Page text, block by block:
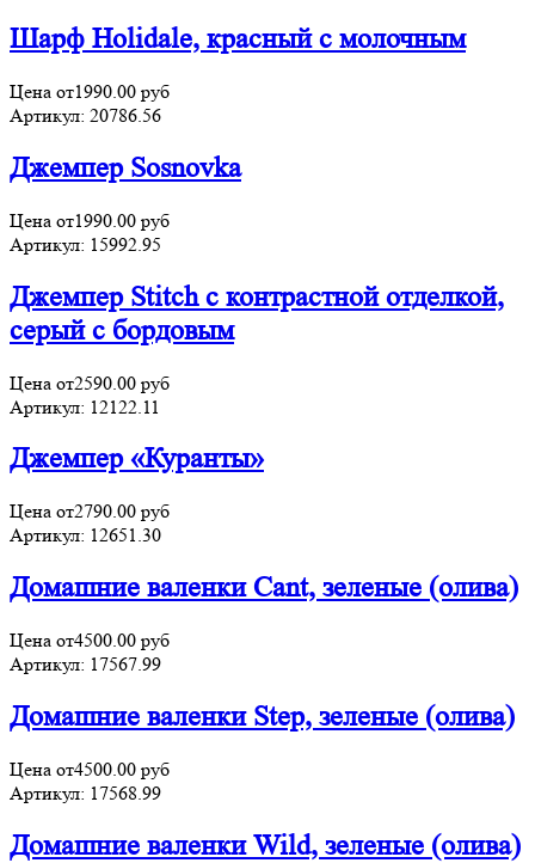
Шарф Holidale, красный с молочным
Цена от1990.00 руб
Артикул: 20786.56
Джемпер Sosnovka
Цена от1990.00 руб
Артикул: 15992.95
Джемпер Stitch с контрастной отделкой,
серый с бордовым
Цена от2590.00 руб
Артикул: 12122.11
Джемпер «Куранты»
Цена от2790.00 руб
Артикул: 12651.30
Домашние валенки Cant, зеленые (олива)
Цена от4500.00 руб
Артикул: 17567.99
Домашние валенки Step, зеленые (олива)
Цена от4500.00 руб
Артикул: 17568.99
Домашние валенки Wild, зеленые (олива)